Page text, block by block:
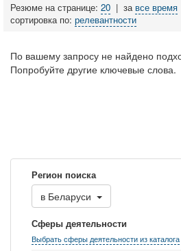
Резюме на странице: 20 | за все время
сортировка по: релевантности
По вашему запросу не найдено
Попробуйте другие ключевые слова.
Регион поиска
в Беларуси
Сферы деятельности
Выбрать сферы деятельности из каталога